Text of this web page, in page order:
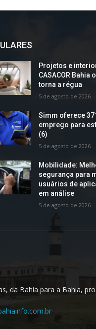
Projetos e
CASACOR Bahia
torna a régua
5 de agosto de 2026
Simm oferece
emprego para
(6)
5 de agosto de 2026
Mobilidade:
segurança para
usuários de
em análise
5 de agosto de 2026
da Bahia para a Bahia,